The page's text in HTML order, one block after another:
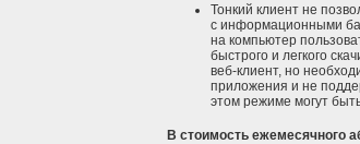
Тонкий клиент не
с информационными
на компьютер
быстрого и легкого
веб-клиент, но
приложения и не
этом режиме могут
В стоимость ежемесячного